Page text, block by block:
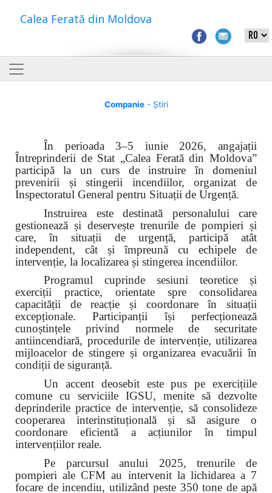
Calea Ferată din Moldova
Companie- Știri
În perioada 3–5 iunie 2026, angajații
Întreprinderii de Stat „Calea Ferată din Moldova”
participă la un curs de instruire în domeniul
prevenirii și stingerii incendiilor, organizat de
Inspectoratul General pentru Situații de Urgență.
Instruirea este destinată personalului care
gestionează și deservește trenurile de pompieri și
care, în situații de urgență, participă atât
independent, cât și împreună cu echipele de
intervenție, la localizarea și stingerea incendiilor.
Programul cuprinde sesiuni teoretice și
exerciții practice, orientate spre consolidarea
capacității de reacție și coordonare în situații
excepționale. Participanții își perfecționează
cunoștințele privind normele de securitate
antiincendiară, procedurile de intervenție, utilizarea
mijloacelor de stingere și organizarea evacuării în
condiții de siguranță.
Un accent deosebit este pus pe exercițiile
comune cu serviciile IGSU, menite să dezvolte
deprinderile practice de intervenție, să consolideze
cooperarea interinstituțională și să asigure o
coordonare eficientă a acțiunilor în timpul
intervențiilor reale.
Pe parcursul anului 2025, trenurile de
pompieri ale CFM au intervenit la lichidarea a 7
focare de incendiu, utilizând peste 350 tone de apă